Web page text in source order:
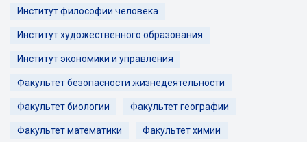
Институт философии человека
Институт художественного образования
Институт экономики и управления
Факультет безопасности жизнедеятельности
Факультет биологии Факультет географии
Факультет математики Факультет химии